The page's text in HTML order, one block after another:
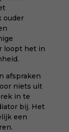
ouder
loopt het in
afspraken
niets uit
in te
bij. Het
een